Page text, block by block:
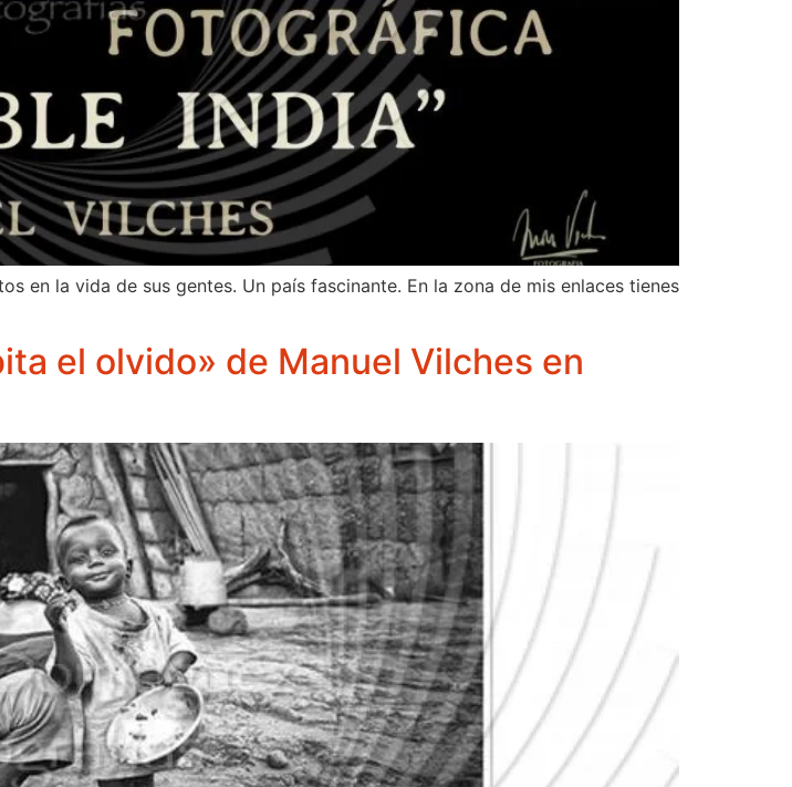
la vida de sus gentes. Un país fascinante. En la zona de mis enlaces tienes
el olvido» de Manuel Vilches en